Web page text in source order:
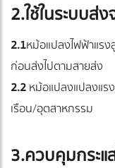
2.ใช้ในระบบส่
2.1หม้อแปลงไฟฟ้าแรง
ก่อนส่งไปตามสายส่ง
2.2หม้อแปลงแปลงแร
เรือน/อุตสาหกรรม
3.ควบคุมกระแ